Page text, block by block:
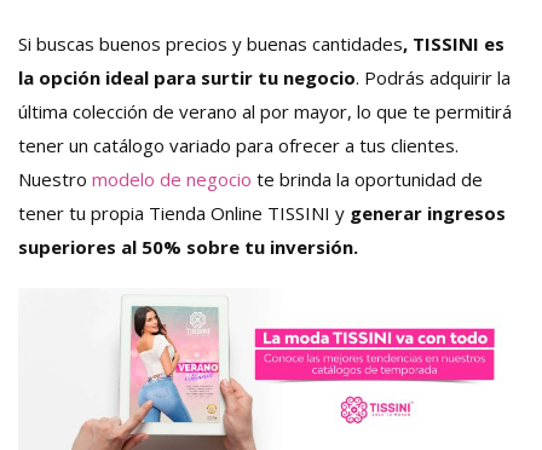
Si buscas buenos precios y buenas cantidades, TISSINI es
la opción ideal para surtir tu negocio. Podrás adquirir la
última colección de verano al por mayor, lo que te permitirá
tener un catálogo variado para ofrecer a tus clientes.
Nuestro modelo de negocio te brinda la oportunidad de
tener tu propia Tienda Online TISSINI y generar ingresos
superiores al 50% sobre tu inversión.